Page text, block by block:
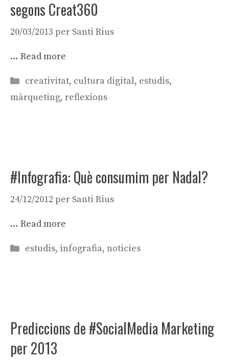
segons Creat360
20/03/2013 per Santi Rius
… Read more
Categories
creativitat, cultura digital, estudis,
màrqueting, reflexions
#Infografia: Què consumim per Nadal?
24/12/2012 per Santi Rius
… Read more
Categories
estudis, infografia, noticies
Prediccions de #SocialMedia Marketing
per 2013